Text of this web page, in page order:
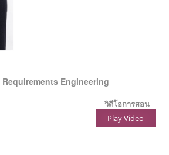
Engineering
วิดีโอการสอน
Play Video